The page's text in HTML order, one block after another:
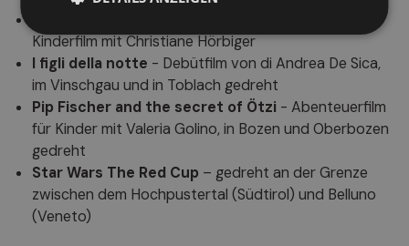
Kinderfilm mit Christiane Hörbiger
I figli della notte - Debütfilm von di Andrea De Sica,
im Vinschgau und in Toblach gedreht
Pip Fischer and the secret of Ötzi - Abenteuerfilm
für Kinder mit Valeria Golino, in Bozen und Oberbozen
gedreht
Star Wars The Red Cup – gedreht an der Grenze
zwischen dem Hochpustertal (Südtirol) und Belluno
(Veneto)